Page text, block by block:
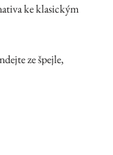
ke klasickým
ze špejle,